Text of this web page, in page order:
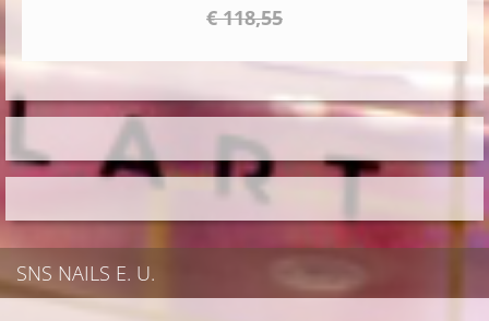
€ 118,55
SNS NAILS E. U.